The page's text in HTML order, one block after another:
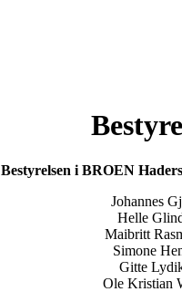
Bestyrelsen i BROEN
Johannes
Helle
Maibritt
Simone
Gitte
Ole Kristian